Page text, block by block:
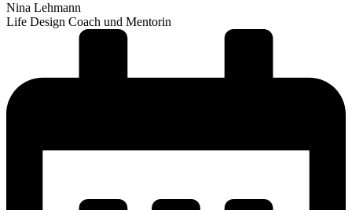
Nina Lehmann
Life Design Coach und Mentorin